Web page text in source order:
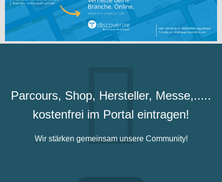
Parcours, Shop, Hersteller, Messe,.....
kostenfrei im Portal eintragen!
Wir stärken gemeinsam unsere Community!